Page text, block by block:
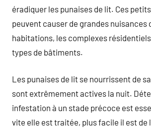
éradiquer les punaises de lit. Ces
peuvent causer de grandes nuisances
habitations, les complexes résidentiels
types de bâtiments.
Les punaises de lit se nourrissent de
sont extrêmement actives la nuit.
infestation à un stade précoce est
vite elle est traitée, plus facile il est de